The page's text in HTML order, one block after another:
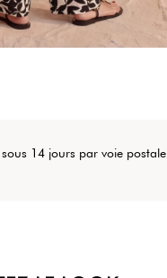
14 jours par voie postale